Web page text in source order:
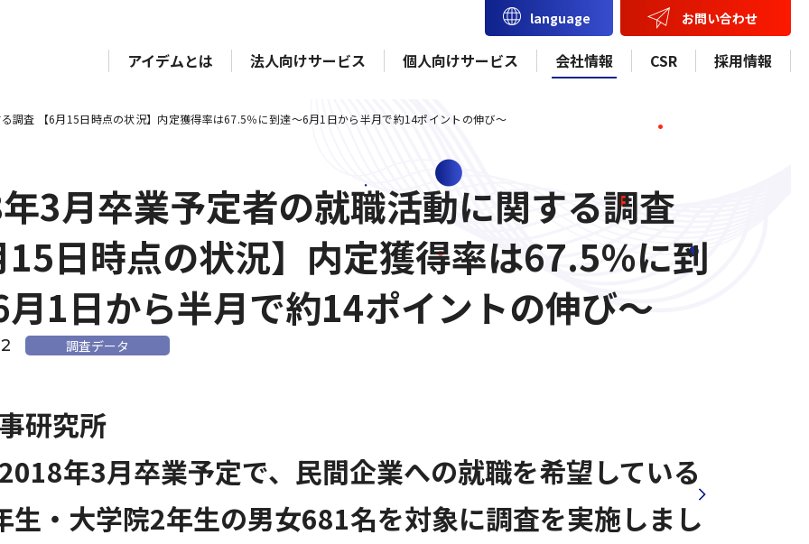
language お問い合わせ
アイデムとは 法人向けサービス 個人向けサービス 会社情報 CSR 採用情報
調査 【6月15日時点の状況】内定獲得率は67.5％に到達～6月1日から半月で約14ポイントの伸び～
3月卒業予定者の就職活動に関する調査
日時点の状況】内定獲得率は67.5％に到
1日から半月で約14ポイントの伸び～
調査データ
研究所
年3月卒業予定で、民間企業への就職を希望している
生・大学院2年生の男女681名を対象に調査を実施しまし